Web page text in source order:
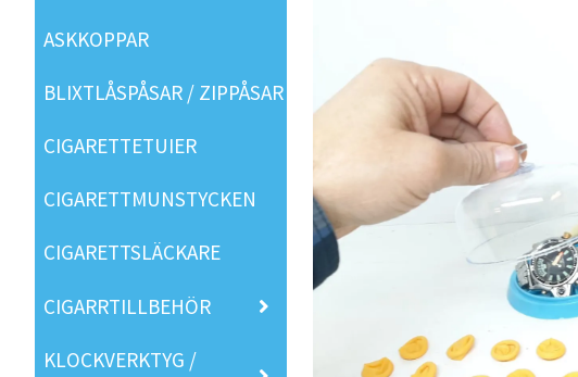
ASKKOPPAR
BLIXTLÅSPÅSAR / ZIPPÅSAR
CIGARETTETUIER
CIGARETTMUNSTYCKEN
CIGARETTSLÄCKARE
CIGARRTILLBEHÖR
KLOCKVERKTYG /